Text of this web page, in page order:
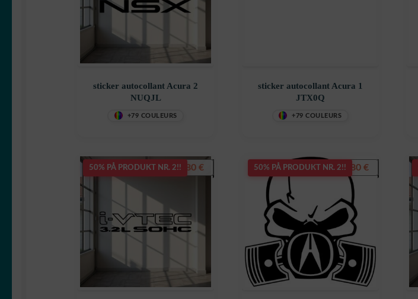
sticker autocollant Acura 2
NUQJL
+79 COULEURS
sticker autocollant Acura 1
JTX0Q
+79 COULEURS
50% PÅ PRODUKT NR. 2!!7,80€ 50% PÅ PRODUKT NR. 2!!7,80 €